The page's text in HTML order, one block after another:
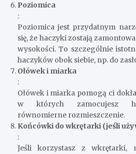
Poziomica
:
Poziomica jest przydatnym
się, że haczyki zostają
wysokości. To szczególnie
haczyków obok siebie, np. do
Ołówek i miarka
:
Ołówek i miarka pomogą ci
w których zamocujesz
równomierne rozmieszczenie.
Końcówki do wkrętarki (jeśli
:
Jeśli korzystasz z wkrętarki,